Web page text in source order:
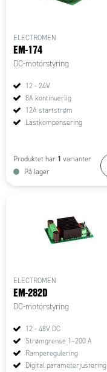
ELECTROMEN
EM-174
DC-motorstyring
12 - 24V
8A kontinuerlig
12A startstrøm
Lastkompensering
Produktet har 1 varianter
På lager
ELECTROMEN
EM-282D
DC-motorstyring
12 - 48V DC
Strømgrense 1–200 A
Ramperegulering
Digital parameterjustering